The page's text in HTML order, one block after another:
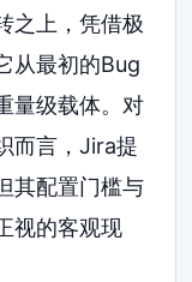
之上，凭借极
从最初的Bug
量级载体。对
而言，Jira提
其配置门槛与
视的客观现